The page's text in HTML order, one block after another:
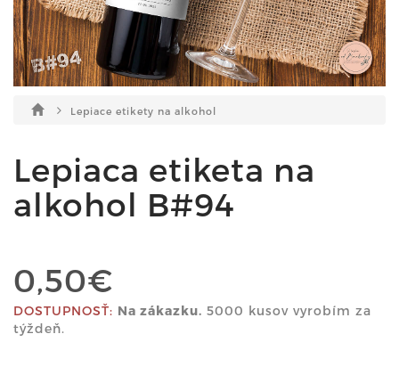
Lepiace etikety na alkohol
Lepiaca etiketa na
alkohol B#94
0,50€
DOSTUPNOSŤ: Na zákazku. 5000 kusov vyrobím za
týždeň.